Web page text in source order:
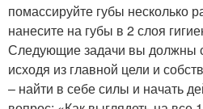
помассируйте губы несколько
нанесите на губы в 2 слоя
Следующие задачи вы должны
исходя из главной цели и
– найти в себе силы и начать